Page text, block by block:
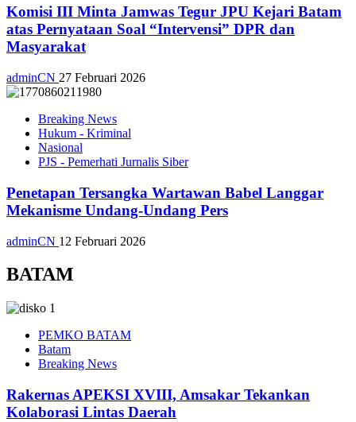
Komisi III Minta Jamwas Tegur JPU Kejari Batam
atas Pernyataan Soal “Intervensi” DPR dan
Masyarakat
adminCN 27 Februari 2026
Breaking News
Hukum - Kriminal
Nasional
PJS - Pemerhati Jurnalis Siber
Penetapan Tersangka Wartawan Babel Langgar
Mekanisme Undang-Undang Pers
adminCN 12 Februari 2026
BATAM
PEMKO BATAM
Batam
Breaking News
Rakernas APEKSI XVIII, Amsakar Tekankan
Kolaborasi Lintas Daerah